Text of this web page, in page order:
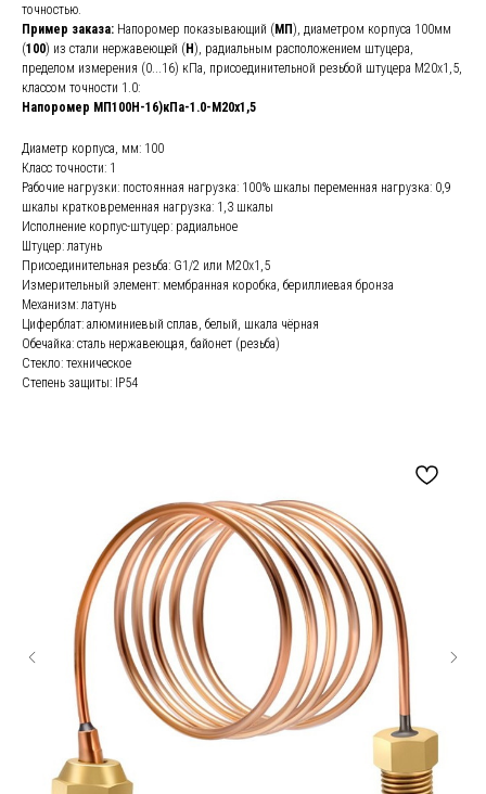
точностью.
Пример заказа: Напоромер показывающий (МП), диаметром корпуса 100мм
(100) из стали нержавеющей (Н), радиальным расположением штуцера,
пределом измерения (0...16) кПа, присоединительной резьбой штуцера М20х1,5,
классом точности 1.0:
Напоромер МП100Н-16)кПа-1.0-М20х1,5
Диаметр корпуса, мм: 100
Класс точности: 1
Рабочие нагрузки: постоянная нагрузка: 100% шкалы переменная нагрузка: 0,9
шкалы кратковременная нагрузка: 1,3 шкалы
Исполнение корпус-штуцер: радиальное
Штуцер: латунь
Присоединительная резьба: G1/2 или М20х1,5
Измерительный элемент: мембранная коробка, бериллиевая бронза
Механизм: латунь
Циферблат: алюминиевый сплав, белый, шкала чёрная
Обечайка: сталь нержавеющая, байонет (резьба)
Стекло: техническое
Степень защиты: IP54